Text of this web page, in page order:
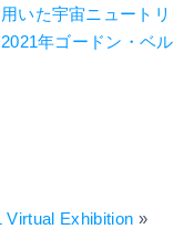
いた宇宙ニュートリ
年ゴードン・ベル
Virtual Exhibition »